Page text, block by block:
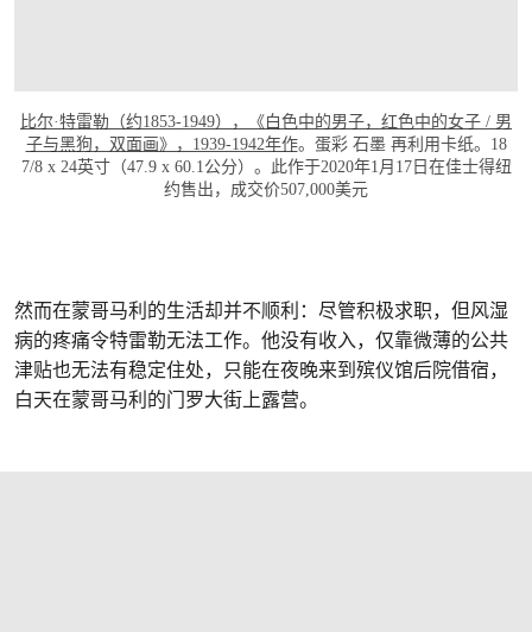
比尔·特雷勒（约1853-1949），《白色中的男子，红色中的女子 / 男
子与黑狗，双面画》，1939-1942年作。蛋彩 石墨 再利用卡纸。18
7/8 x 24英寸（47.9 x 60.1公分）。此作于2020年1月17日在佳士得纽
约售出，成交价507,000美元
然而在蒙哥马利的生活却并不顺利：尽管积极求职，但风湿
病的疼痛令特雷勒无法工作。他没有收入，仅靠微薄的公共
津贴也无法有稳定住处，只能在夜晚来到殡仪馆后院借宿，
白天在蒙哥马利的门罗大街上露营。